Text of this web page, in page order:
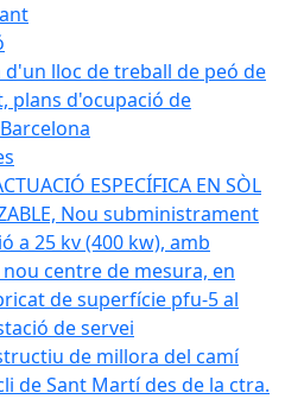
d'un lloc de treball de peó de
plans d'ocupació de
ESPECÍFICA EN SÒL
Nou subministrament
a 25 kv (400 kw), amb
nou centre de mesura, en
de superfície pfu-5 al
de servei
de millora del camí
de Sant Martí des de la ctra.